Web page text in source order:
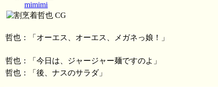
mimimi
哲也：「オーエス、オーエス、メガネっ娘！」
哲也：「今日は、ジャージャー麺ですのよ」
哲也：「後、ナスのサラダ」